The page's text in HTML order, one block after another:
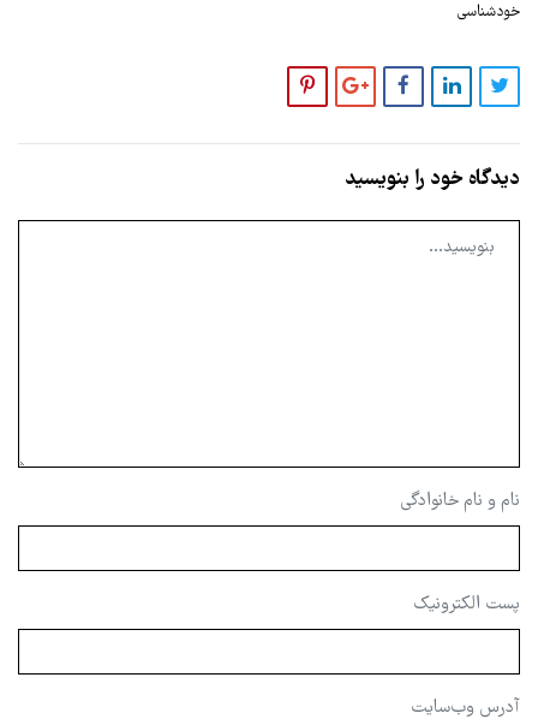
خودشناسی
دیدگاه خود را بنویسید
نام و نام خانوادگی
پست الکترونیک
آدرس وب‌سایت